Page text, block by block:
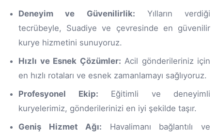
Deneyim ve Güvenilirlik: Yılların verdiği
tecrübeyle, Suadiye ve çevresinde en güvenilir
kurye hizmetini sunuyoruz.
Hızlı ve Esnek Çözümler: Acil gönderileriniz için
en hızlı rotaları ve esnek zamanlamayı sağlıyoruz.
Profesyonel Ekip: Eğitimli ve deneyimli
kuryelerimiz, gönderilerinizi en iyi şekilde taşır.
Geniş Hizmet Ağı: Havalimanı bağlantılı ve